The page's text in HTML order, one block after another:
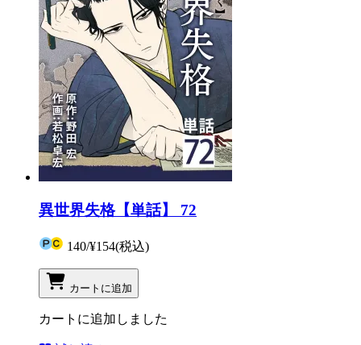
異世界失格【単話】 72
140/¥154(税込)
カートに追加
カートに追加しました